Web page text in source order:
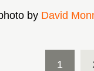
by David
1